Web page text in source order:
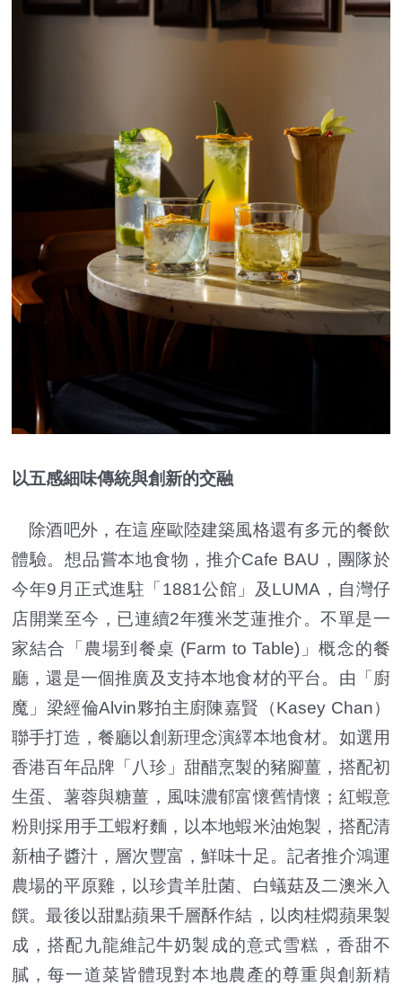
以五感細味傳統與創新的交融
除酒吧外，在這座歐陸建築風格還有多元的餐飲
體驗。想品嘗本地食物，推介Cafe BAU，團隊於
今年9月正式進駐「1881公館」及LUMA，自灣仔
店開業至今，已連續2年獲米芝蓮推介。不單是一
家結合「農場到餐桌 (Farm to Table)」概念的餐
廳，還是一個推廣及支持本地食材的平台。由「廚
魔」梁經倫Alvin夥拍主廚陳嘉賢（Kasey Chan）
聯手打造，餐廳以創新理念演繹本地食材。如選用
香港百年品牌「八珍」甜醋烹製的豬腳薑，搭配初
生蛋、薯蓉與糖薑，風味濃郁富懷舊情懷；紅蝦意
粉則採用手工蝦籽麵，以本地蝦米油炮製，搭配清
新柚子醬汁，層次豐富，鮮味十足。記者推介鴻運
農場的平原雞，以珍貴羊肚菌、白蟻菇及二澳米入
饌。最後以甜點蘋果千層酥作結，以肉桂燜蘋果製
成，搭配九龍維記牛奶製成的意式雪糕，香甜不
膩，每一道菜皆體現對本地農產的尊重與創新精